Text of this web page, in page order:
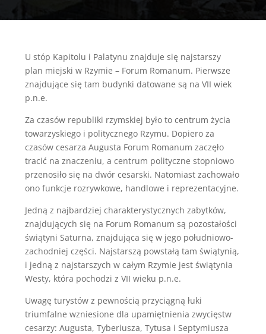
U stóp Kapitolu i Palatynu znajduje się najstarszy
plan miejski w Rzymie – Forum Romanum. Pierwsze
znajdujące się tam budynki datowane są na VII wiek
p.n.e.
Za czasów republiki rzymskiej było to centrum życia
towarzyskiego i politycznego Rzymu. Dopiero za
czasów cesarza Augusta Forum Romanum zaczęło
tracić na znaczeniu, a centrum polityczne stopniowo
przenosiło się na dwór cesarski. Natomiast zachowało
ono funkcje rozrywkowe, handlowe i reprezentacyjne.
Jedną z najbardziej charakterystycznych zabytków,
znajdujących się na Forum Romanum są pozostałości
świątyni Saturna, znajdująca się w jego południowo-
zachodniej części. Najstarszą powstałą tam świątynią,
i jedną z najstarszych w całym Rzymie jest świątynia
Westy, która pochodzi z VII wieku p.n.e.
Uwagę turystów z pewnością przyciągną łuki
triumfalne wzniesione dla upamiętnienia zwycięstw
cesarzy: Augusta, Tyberiusza, Tytusa i Septymiusza